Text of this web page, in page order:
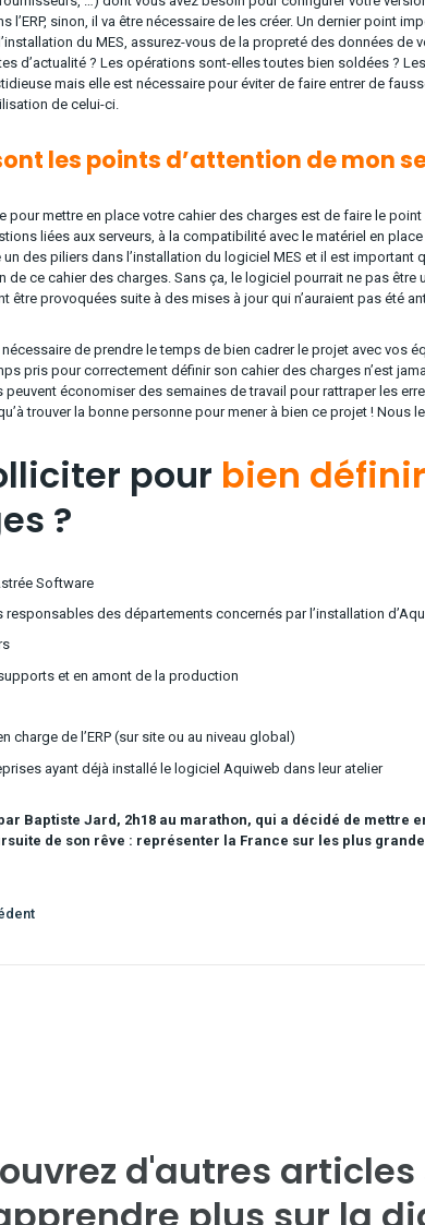
l’ERP, sinon, il va être nécessaire de les créer. Un dernier point
du MES, assurez-vous de la propreté des données de
d’actualité ? Les opérations sont-elles toutes bien soldées ?
mais elle est nécessaire pour éviter de faire entrer de
de celui-ci.
les points d’attention de mon
pour mettre en place votre cahier des charges est de faire le point
liées aux serveurs, à la compatibilité avec le matériel en
un des piliers dans l’installation du logiciel MES et il est
de ce cahier des charges. Sans ça, le logiciel pourrait ne pas
être provoquées suite à des mises à jour qui n’auraient pas été
nécessaire de prendre le temps de bien cadrer le projet avec vos
pris pour correctement définir son cahier des charges n’est
peuvent économiser des semaines de travail pour rattraper les
trouver la bonne personne pour mener à bien ce projet ! Nous
pour bien définir
?
Software
des départements concernés par l’installation
et en amont de la production
charge de l’ERP (sur site ou au niveau global)
ayant déjà installé le logiciel Aquiweb dans leur atelier
Baptiste Jard, 2h18 au marathon, qui a décidé de mettre
de son rêve : représenter la France sur les plus
d'autres articles